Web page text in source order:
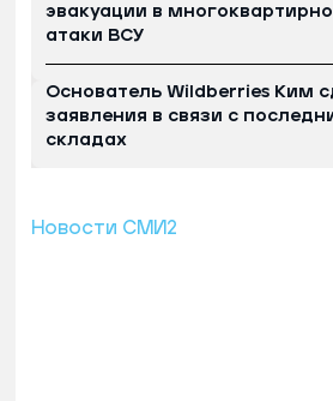
эвакуации в
атаки ВСУ
Основатель Wildberries Ким
заявления в связи с
складах
Новости СМИ2